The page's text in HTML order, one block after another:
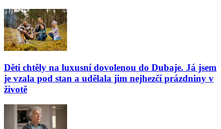
Děti chtěly na luxusní dovolenou do Dubaje. Já jsem
je vzala pod stan a udělala jim nejhezčí prázdniny v
životě